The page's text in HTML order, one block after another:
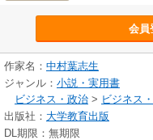
会員
作家名： 中村葉志生
ジャンル： 小説・実用書
ビジネス・政治 > ビジネス
出版社： 大学教育出版
DL期限：無期限